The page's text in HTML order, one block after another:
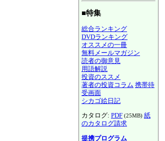
■特集
総合ランキング
DVDランキング
オススメの一冊
無料メールマガジン
読者の御意見
用語解説
投資のススメ
著者の投資コラム 携帯待
受画面
シカゴ絵日記
カタログ: PDF (25MB) 紙
のカタログ請求
提携プログラム